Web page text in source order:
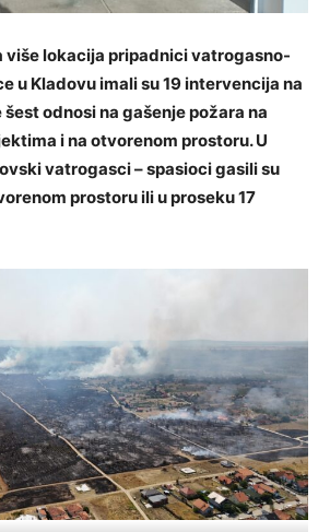
više lokacija pripadnici vatrogasno-
u Kladovu imali su 19 intervencija na
odnosi na gašenje požara na
i na otvorenom prostoru. U
vatrogasci – spasioci gasili su
prostoru ili u proseku 17